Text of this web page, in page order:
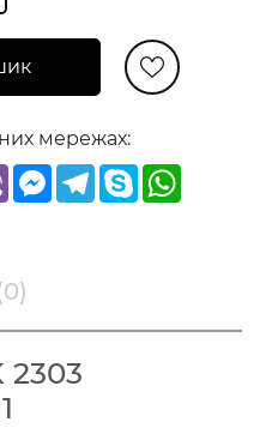
мережах:
ViberMessenger
Telegram
Skype
0)
2303